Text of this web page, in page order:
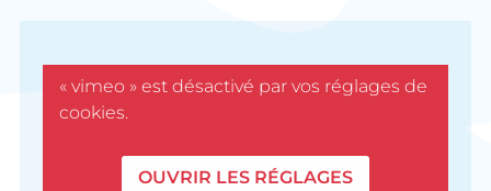
« vimeo » est désactivé par vos réglages de
cookies.
OUVRIR LES RÉGLAGES